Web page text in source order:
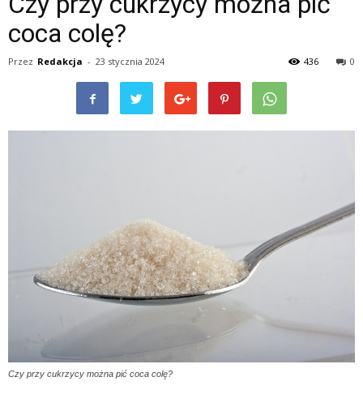
coca colę?
Przez Redakcja - 23 stycznia 2024 0
436
Czy przy cukrzycy można pić coca colę?